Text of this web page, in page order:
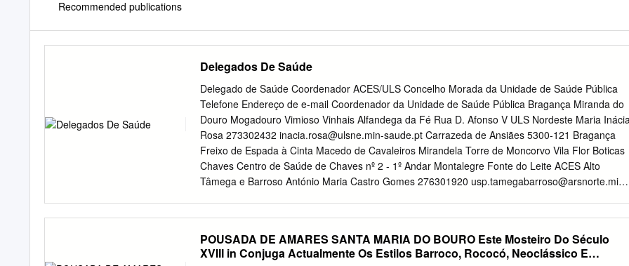
Recommended publications
Delegados De Saúde
Delegado de Saúde Coordenador ACES/ULS Concelho Morada da Unidade de Saúde Pública
Telefone Endereço de e-mail Coordenador da Unidade de Saúde Pública Bragança Miranda do
Douro Mogadouro Vimioso Vinhais Alfandega da Fé Rua D. Afonso V ULS Nordeste Maria
Rosa 273302432 inacia.rosa@ulsne.min-saude.pt Carrazeda de Ansiães 5300-121 Bragança
Freixo de Espada à Cinta Macedo de Cavaleiros Mirandela Torre de Moncorvo Vila Flor Boticas
Chaves Centro de Saúde de Chaves nº 2 - 1º Andar Montalegre Fonte do Leite ACES Alto
Tâmega e Barroso António Maria Castro Gomes 276301920 usp.tamegabarroso@arsnorte.min-
Vila Real Mesão Frio Peso da Régua Armamar Lamego Moimenta da Beira Penedono Rua do
Fafel, 41 ACES Douro Sul Maria Filomena Moreira Neves Viegas 254609210
POUSADA DE AMARES SANTA MARIA DO BOURO Este Mosteiro Do Século
XVIII in Conjuga Actualmente Os Estilos Barroco, Rococó, Neoclássico E